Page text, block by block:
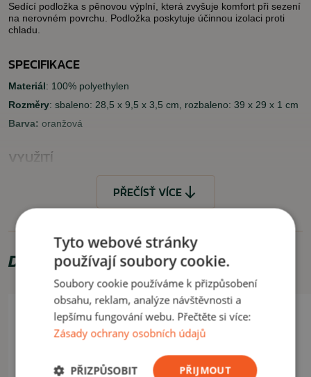
Sedící podložka s pěnovou výplní, která zvyšuje komfort při sezení
na nerovném povrchu. Podložka poskytuje účinnou izolaci proti
chladu.
SPECIFIKACE
Materiál: 100% polyethylen
Rozměry: sbaleno: 28,5 x 9,5 x 3,5 cm, rozbaleno: 39 x 29 x 1 cm
Barva: oranžová
VYUŽITÍ
Vhodné pro stanování, turistiku, kempink.
PŘEČÍSŤ VÍCE
Doporučujeme zakoupit
Tyto webové stránky
používají soubory cookie.
Soubory cookie používáme k přizpůsobení
obsahu, reklam, analýze návštěvnosti a
lepšímu fungování webu. Přečtěte si více:
Zásady ochrany osobních údajů
PŘIJMOUT
PŘIZPŮSOBIT